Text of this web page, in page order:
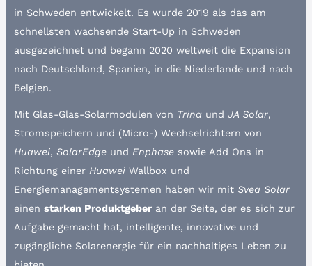
in Schweden entwickelt. Es wurde 2019 als das am
schnellsten wachsende Start-Up in Schweden
ausgezeichnet und begann 2020 weltweit die Expansion
nach Deutschland, Spanien, in die Niederlande und nach
Belgien.
Mit Glas-Glas-Solarmodulen von Trina undJA Solar,
Stromspeichern und (Micro-) Wechselrichtern von
Huawei,SolarEdge und Enphase sowie Add Ons in
Richtung einer Huawei Wallbox und
Energiemanagementsystemen haben wir mitSvea Solar
einenstarken Produktgeber an der Seite, der es sich zur
Aufgabe gemacht hat, intelligente, innovative und
zugängliche Solarenergie für ein nachhaltiges Leben zu